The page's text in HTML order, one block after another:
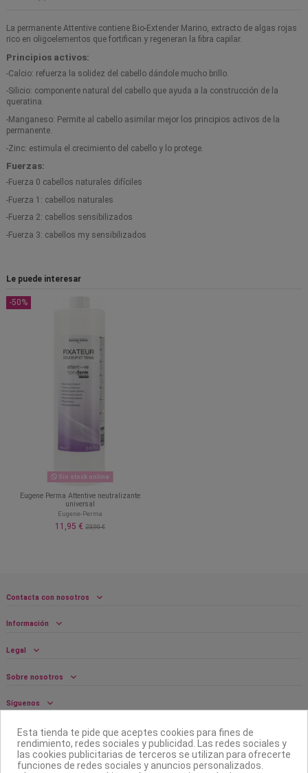
La permanente Attentive contiene Bio-Extender Marino, extracto de algas rojas
rico en oligoelementos que fortifican y regeneran la fibra capilar.
Principios activos:
-Calcio: refuerza la solidez del cabello dándole mucho brillo.
-Silicio: componente natural del cabello que ayuda a la construcción de la
queratina.
-Manganeso: Permite al cabello asimilar mejor los principios activos de la
permanente.
-Zinc: estimula el crecimiento del cabello y lo protege.
Fuerzas:
-Fuerza 0 cabellos naturales difíciles
-Fuerza 1: cabellos naturales
-Fuerza 2: cabellos sensibilizados
-Fuerza 3: cabellos my sensibilizados
Le puede interesar
-50%
Sin stock online
Eugene Perma Attentive neutralizante
universal
Eugene-Perma
11,95 € 23,90 €
Contacta con nosotros
Información
Legal
Sobre nosotros
Síguenos
Boletín
Esta tienda te pide que aceptes cookies para fines de
rendimiento, redes sociales y publicidad. Las redes sociales y
las cookies publicitarias de terceros se utilizan para ofrecerte
funciones de redes sociales y anuncios personalizados.